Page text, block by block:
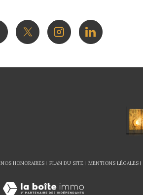
NOS HONORAIRES PLAN DU SITE MENTIONS LÉGALES